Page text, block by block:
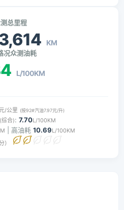
总里程
KM
况众测油耗
L/100KM
/公里 (按92#汽油7.97元/升)
(综合): 7.70L/100KM
| 高油耗 10.69L/100KM
）